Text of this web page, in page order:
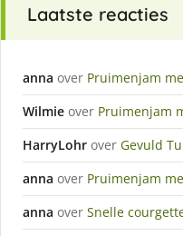
Laatste reacties
anna over Pruimenjam
Wilmie over Pruimenjam
HarryLohr over Gevuld
anna over Pruimenjam
anna over Snelle